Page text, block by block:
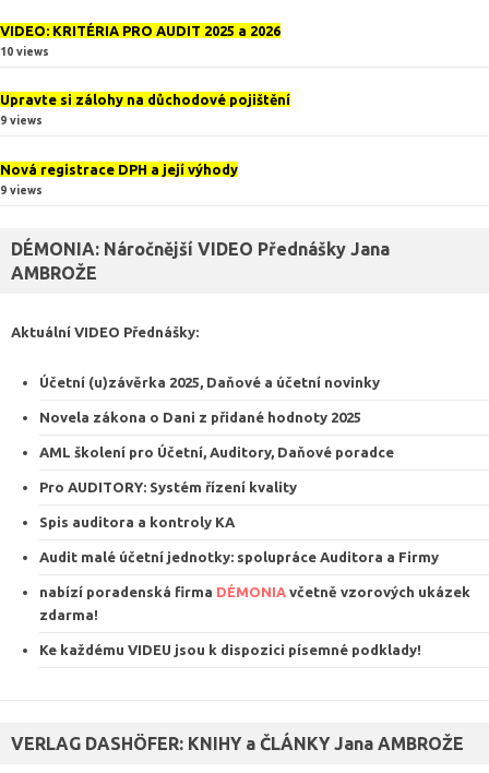
VIDEO: KRITÉRIA PRO AUDIT 2025 a 2026
10 views
Upravte si zálohy na důchodové pojištění
9 views
Nová registrace DPH a její výhody
9 views
DÉMONIA: Náročnější VIDEO Přednášky Jana
AMBROŽE
Aktuální VIDEO Přednášky:
Účetní (u)závěrka 2025, Daňové a účetní novinky
Novela zákona o Dani z přidané hodnoty 2025
AML školení pro Účetní, Auditory, Daňové poradce
Pro AUDITORY: Systém řízení kvality
Spis auditora a kontroly KA
Audit malé účetní jednotky: spolupráce Auditora a Firmy
nabízí poradenská firma DÉMONIA včetně vzorových ukázek
zdarma!
Ke každému VIDEU jsou k dispozici písemné podklady!
VERLAG DASHÖFER: KNIHY a ČLÁNKY Jana AMBROŽE